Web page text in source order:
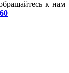
к нам